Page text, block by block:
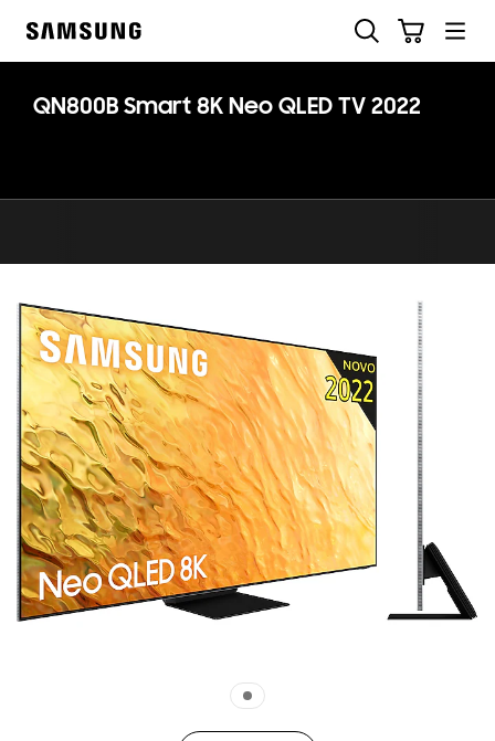
QN800B Smart 8K Neo QLED TV 2022